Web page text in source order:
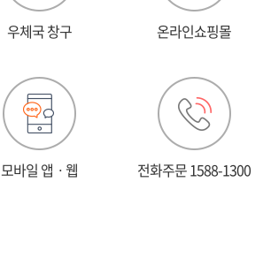
우체국 창구 온라인쇼핑몰
모바일 앱ㆍ웹 전화주문1588-1300